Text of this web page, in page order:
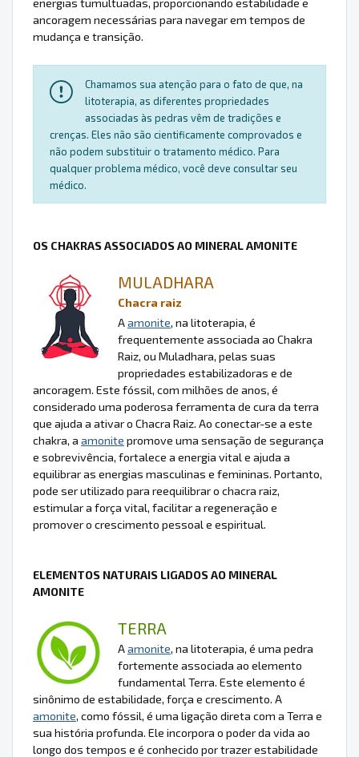
ancoragem necessárias para navegar em tempos de
mudança e transição.
Chamamos sua atenção para o fato de que, na
litoterapia, as diferentes propriedades
associadas às pedras vêm de tradições e
crenças. Eles não são cientificamente comprovados e
não podem substituir o tratamento médico. Para
qualquer problema médico, você deve consultar seu
médico.
OS CHAKRAS ASSOCIADOS AO MINERAL AMONITE
MULADHARA
Chacra raiz
Aamonite, na litoterapia, é
frequentemente associada ao Chakra
Raiz, ou Muladhara, pelas suas
propriedades estabilizadoras e de
ancoragem. Este fóssil, com milhões de anos, é
considerado uma poderosa ferramenta de cura da terra
que ajuda a ativar o Chacra Raiz. Ao conectar-se a este
chakra, a amonite promove uma sensação de segurança
e sobrevivência, fortalece a energia vital e ajuda a
equilibrar as energias masculinas e femininas. Portanto,
pode ser utilizado para reequilibrar o chacra raiz,
estimular a força vital, facilitar a regeneração e
promover o crescimento pessoal e espiritual.
ELEMENTOS NATURAIS LIGADOS AO MINERAL
AMONITE
TERRA
Aamonite, na litoterapia, é uma pedra
fortemente associada ao elemento
fundamental Terra. Este elemento é
sinônimo de estabilidade, força e crescimento. A
amonite, como fóssil, é uma ligação direta com a Terra e
sua história profunda. Ele incorpora o poder da vida ao
longo dos tempos e é conhecido por trazer estabilidade